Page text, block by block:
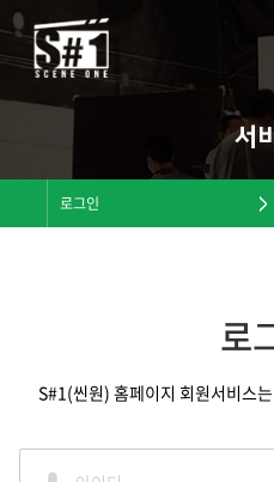
서
로그인
로
S#1(씬원) 홈페이지 회원서비스